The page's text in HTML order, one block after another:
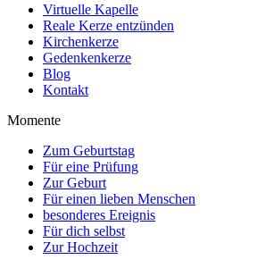
Virtuelle Kapelle
Reale Kerze entzünden
Kirchenkerze
Gedenkenkerze
Blog
Kontakt
Momente
Zum Geburtstag
Für eine Prüfung
Zur Geburt
Für einen lieben Menschen
besonderes Ereignis
Für dich selbst
Zur Hochzeit